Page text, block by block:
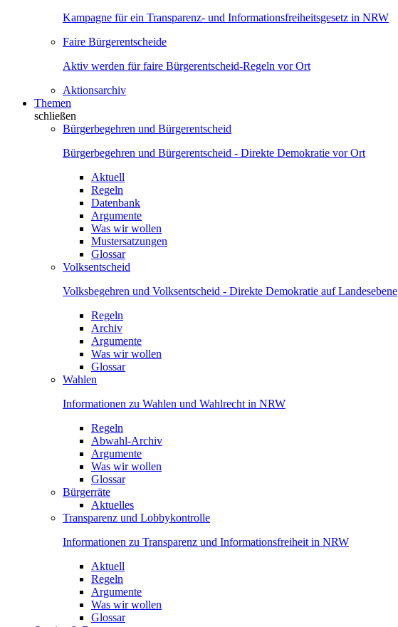
Kampagne für ein Transparenz- und Informationsfreiheitsgesetz in NRW
Faire Bürgerentscheide
Aktiv werden für faire Bürgerentscheid-Regeln vor Ort
Aktionsarchiv
Themen
schließen
Bürgerbegehren und Bürgerentscheid
Bürgerbegehren und Bürgerentscheid - Direkte Demokratie vor Ort
Aktuell
Regeln
Datenbank
Argumente
Was wir wollen
Mustersatzungen
Glossar
Volksentscheid
Volksbegehren und Volksentscheid - Direkte Demokratie auf Landesebene
Regeln
Archiv
Argumente
Was wir wollen
Glossar
Wahlen
Informationen zu Wahlen und Wahlrecht in NRW
Regeln
Abwahl-Archiv
Argumente
Was wir wollen
Glossar
Bürgerräte
Aktuelles
Transparenz und Lobbykontrolle
Informationen zu Transparenz und Informationsfreiheit in NRW
Aktuell
Regeln
Argumente
Was wir wollen
Glossar